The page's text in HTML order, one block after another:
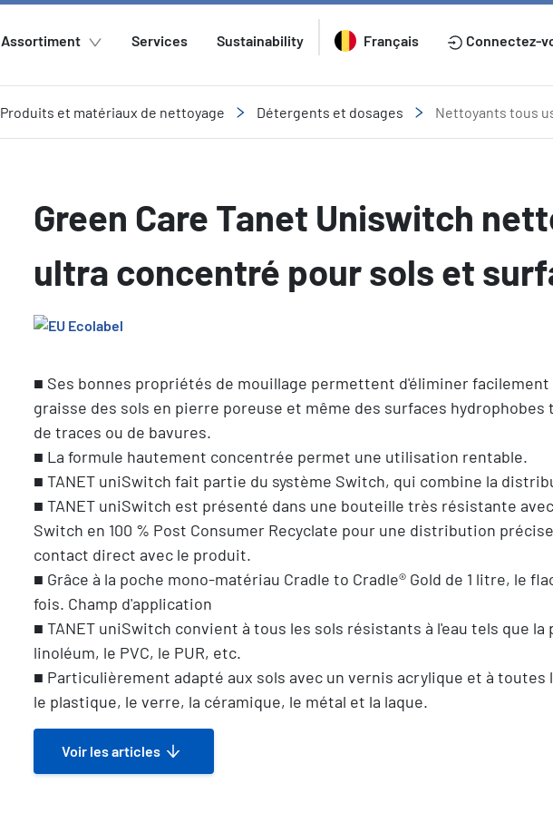
Assortiment Services Sustainability Français Connectez-
Produits et matériaux de nettoyage Détergents et dosages Nettoyants tous
Green Care Tanet Uniswitch
ultra concentré pour sols et
■ Ses bonnes propriétés de mouillage permettent d'éliminer
graisse des sols en pierre poreuse et même des surfaces hydrophobes
de traces ou de bavures.
■ La formule hautement concentrée permet une utilisation rentable.
■ TANET uniSwitch fait partie du système Switch, qui combine la
■ TANET uniSwitch est présenté dans une bouteille très résistante
Switch en 100 % Post Consumer Recyclate pour une distribution
contact direct avec le produit.
■ Grâce à la poche mono-matériau Cradle to Cradle® Gold de 1 litre, le
fois. Champ d'application
■ TANET uniSwitch convient à tous les sols résistants à l'eau tels que
linoléum, le PVC, le PUR, etc.
■ Particulièrement adapté aux sols avec un vernis acrylique et à toutes
le plastique, le verre, la céramique, le métal et la laque.
Voir les articles